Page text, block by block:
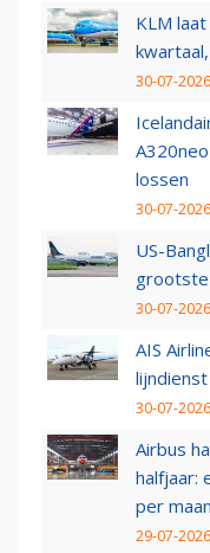
KLM
30-07-
lossen
30-07-
US-
30-07-
AIS
30-07-
Airbus
halfjaar:
per
29-07-